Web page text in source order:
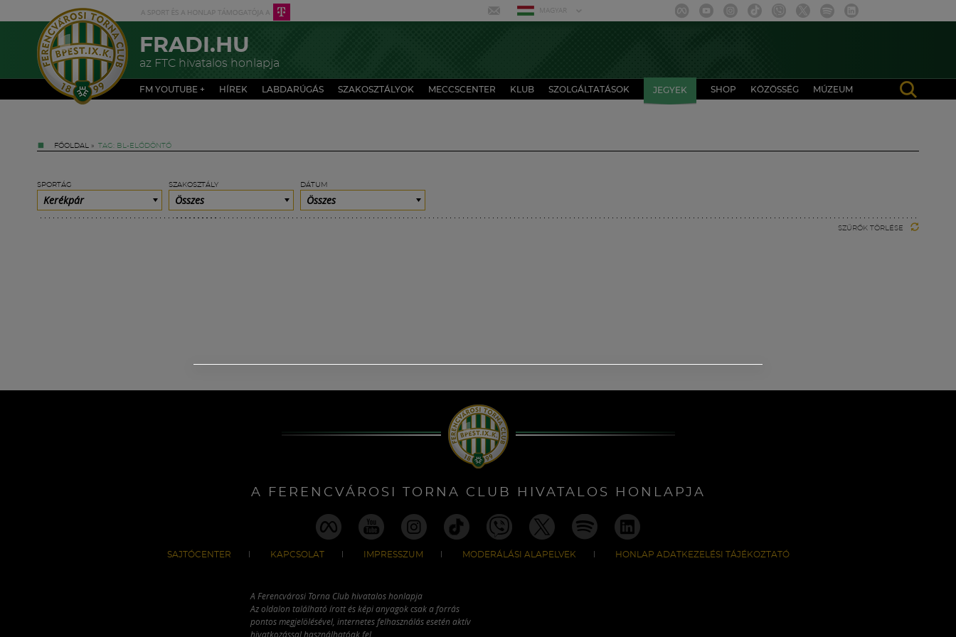
MAGYAR
FRADI.HU
az FTC hivatalos honlapja
FM YOUTUBE + HÍREK LABDARÚGÁS SZAKOSZTÁLYOK MECCSCENTER KLUB SZOLGÁLTATÁSOK JEGYEK SHOP KÖZÖSSÉG MÚZEUM
FŐOLDAL » TAG: BL-ELŐDÖNTŐ
SPORTÁG
Kerékpár
SZAKOSZTÁLY
Összes
DÁTUM
Összes
SZŰRŐK TÖRLÉSE
A FERENCVÁROSI TORNA CLUB HIVATALOS HONLAPJA
SAJTÓCENTER KAPCSOLAT IMPRESSZUM MODERÁLÁSI ALAPELVEK HONLAP ADATKEZELÉSI TÁJÉKOZTATÓ
A Ferencvárosi Torna Club hivatalos honlapja
Az oldalon található írott és képi anyagok csak a forrás
pontos megjelölésével, internetes felhasználás esetén aktív
hivatkozással használhatóak fel.